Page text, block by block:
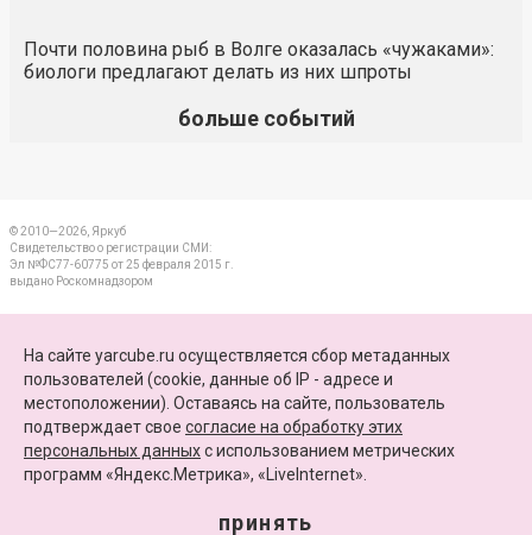
Почти половина рыб в Волге оказалась «чужаками»:
биологи предлагают делать из них шпроты
больше событий
© 2010—2026, Яркуб
Свидетельство о регистрации СМИ:
Эл №ФС77-60775 от 25 февраля 2015 г.
выдано Роскомнадзором
ПАРТНЕРЫ
КАРТА САЙТА
+7 (4852) 64-15-52
Сайт функционирует при финансовой поддержке Министерства цифрового развития,
На сайте yarcube.ru осуществляется сбор метаданных
пользователей (cookie, данные об IP - адресе и
местоположении). Оставаясь на сайте, пользователь
подтверждает свое согласие на обработку этих
персональных данныхc использованием метрических
программ «Яндекс.Метрика», «LiveInternet».
принять